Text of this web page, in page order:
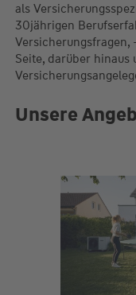
als
30jährigen
Seite, darüber
Unsere